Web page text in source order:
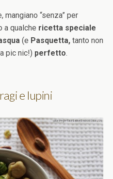
“senza” per
a qualche ricetta speciale
(e Pasquetta, tanto non
pic nic!) perfetto.
e lupini